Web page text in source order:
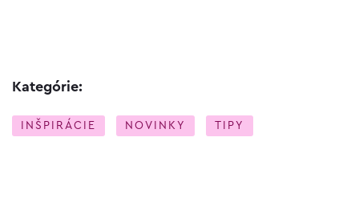
Kategórie:
INŠPIRÁCIE NOVINKY TIPY